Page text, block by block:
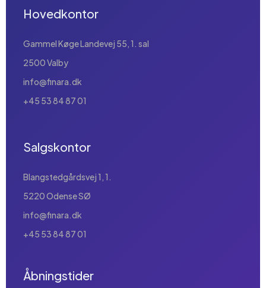
Hovedkontor
Gammel Køge Landevej 55, 1. sal
2500 Valby
info@finara.dk
+45 53 84 87 01
Salgskontor
Blangstedgårdsvej 1, 1.
5220 Odense SØ
info@finara.dk
+45 53 84 87 01
Åbningstider